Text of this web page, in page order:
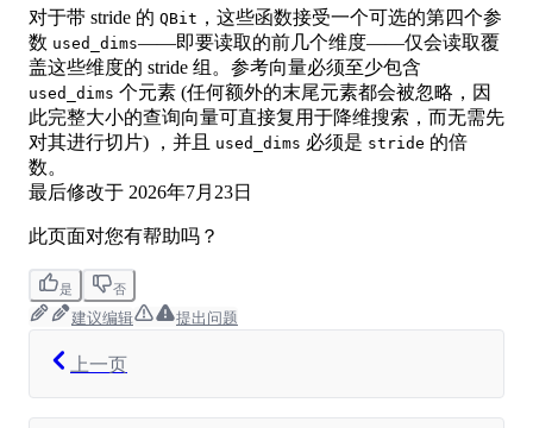
对于带 stride 的 QBit ，这些函数接受一个可选的第四个参
数 used_dims——即要读取的前几个维度——仅会读取覆
盖这些维度的 stride 组。参考向量必须至少包含
used_dims 个元素 (任何额外的末尾元素都会被忽略，因
此完整大小的查询向量可直接复用于降维搜索，而无需先
对其进行切片) ，并且
used_dims 必须是 stride 的倍
数。
最后修改于 2026年7月23日
此页面对您有帮助吗？
是 否
建议编辑 提出问题
上一页